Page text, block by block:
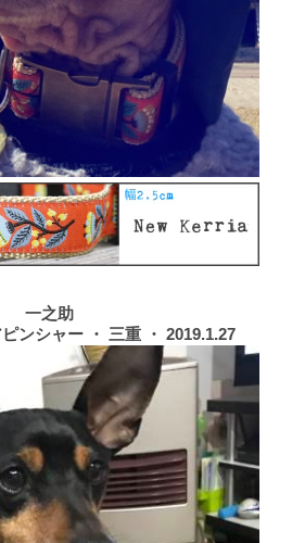
一之助
ンシャー ・ 三重 ・ 2019.1.27